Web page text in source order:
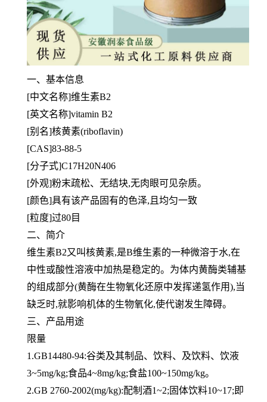
一、基本信息
[中文名称]维生素B2
[英文名称]vitamin B2
[别名]核黄素(riboflavin)
[CAS]83-88-5
[分子式]C17H20N406
[外观]粉末疏松、无结块,无肉眼可见杂质。
[颜色]具有该产品固有的色泽,且均匀一致
[粒度]过80目
二、简介
维生素B2又叫核黄素,是B维生素的一种微溶于水,在
中性或酸性溶液中加热是稳定的。为体内黄酶类辅基
的组成部分(黄酶在生物氧化还原中发挥递氢作用),当
缺乏时,就影响机体的生物氧化,使代谢发生障碍。
三、产品用途
限量
1.GB14480-94:谷类及其制品、饮料、及饮料、饮液
3~5mg/kg;食品4~8mg/kg;食盐100~150mg/kg。
2.GB 2760-2002(mg/kg):配制酒1~2;固体饮料10~17;即